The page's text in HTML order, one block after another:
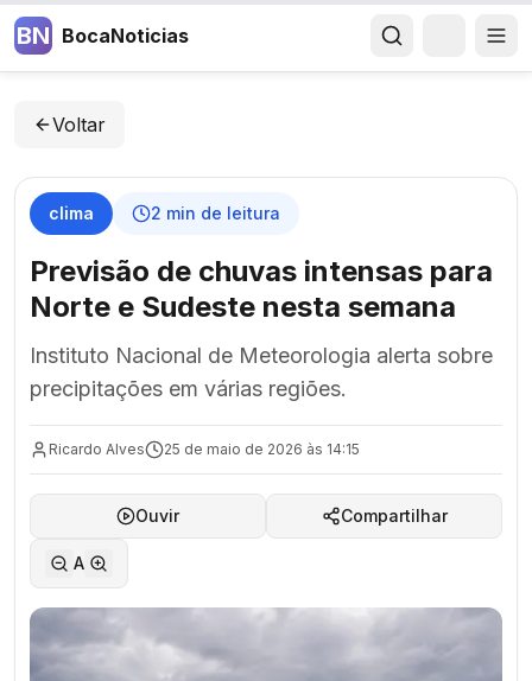
BN BocaNoticias
Voltar
clima 2 min de leitura
Previsão de chuvas intensas para
Norte e Sudeste nesta semana
Instituto Nacional de Meteorologia alerta sobre
precipitações em várias regiões.
Ricardo Alves 25 de maio de 2026 às 14:15
Ouvir Compartilhar
A